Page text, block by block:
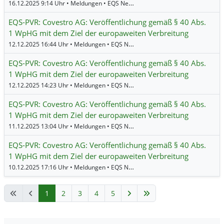
16.12.2025 9:14 Uhr • Meldungen • EQS News •
EQS-PVR: Covestro AG: Veröffentlichung gemäß § 40 Abs.
1 WpHG mit dem Ziel der europaweiten Verbreitung
12.12.2025 16:44 Uhr • Meldungen • EQS News •
EQS-PVR: Covestro AG: Veröffentlichung gemäß § 40 Abs.
1 WpHG mit dem Ziel der europaweiten Verbreitung
12.12.2025 14:23 Uhr • Meldungen • EQS News •
EQS-PVR: Covestro AG: Veröffentlichung gemäß § 40 Abs.
1 WpHG mit dem Ziel der europaweiten Verbreitung
11.12.2025 13:04 Uhr • Meldungen • EQS News •
EQS-PVR: Covestro AG: Veröffentlichung gemäß § 40 Abs.
1 WpHG mit dem Ziel der europaweiten Verbreitung
10.12.2025 17:16 Uhr • Meldungen • EQS News •
1 2 3 4 5